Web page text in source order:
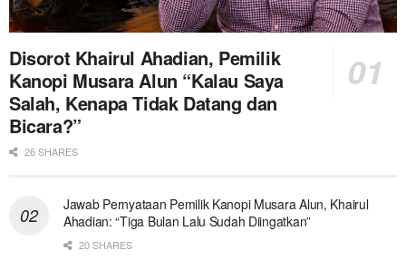
Disorot Khairul Ahadian, Pemilik
Kanopi Musara Alun “Kalau Saya
Salah, Kenapa Tidak Datang dan
Bicara?”
26 SHARES
Jawab Pernyataan Pemilik Kanopi Musara Alun, Khairul
Ahadian: “Tiga Bulan Lalu Sudah Diingatkan”
20 SHARES